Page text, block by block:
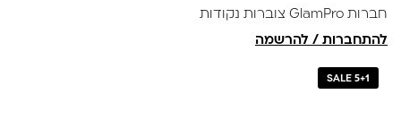
חברות GlamPro צוברות נקודות
להתחברות / להרשמה
SALE 5+1